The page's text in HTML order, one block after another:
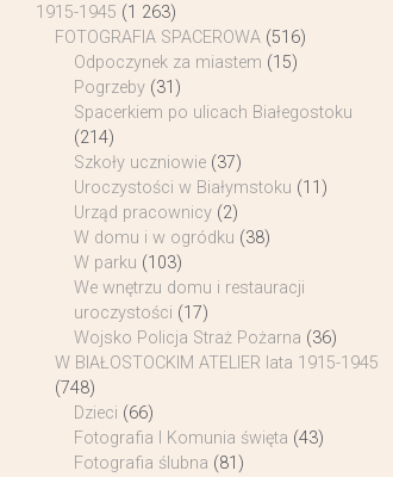
1915-1945 (1 263)
FOTOGRAFIA SPACEROWA (516)
Odpoczynek za miastem (15)
Pogrzeby (31)
Spacerkiem po ulicach Białegostoku
(214)
Szkoły uczniowie (37)
Uroczystości w Białymstoku (11)
Urząd pracownicy (2)
W domu i w ogródku (38)
W parku (103)
We wnętrzu domu i restauracji
uroczystości (17)
Wojsko Policja Straż Pożarna (36)
W BIAŁOSTOCKIM ATELIER lata 1915-1945
(748)
Dzieci (66)
Fotografia I Komunia święta (43)
Fotografia ślubna (81)